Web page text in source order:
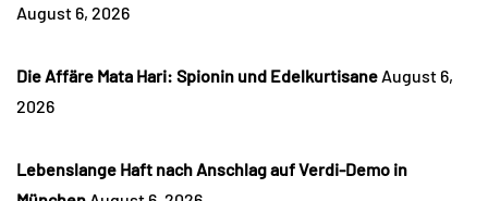
August 6, 2026
Die Affäre Mata Hari: Spionin und Edelkurtisane August 6,
2026
Lebenslange Haft nach Anschlag auf Verdi-Demo in